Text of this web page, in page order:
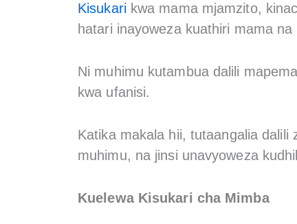
Kisukarikwa mama mjamzito,
hatari inayoweza kuathiri mama na
Ni muhimu kutambua dalili
kwa ufanisi.
Katika makala hii, tutaangalia dalili
muhimu, na jinsi unavyoweza
Kuelewa Kisukari cha Mimba